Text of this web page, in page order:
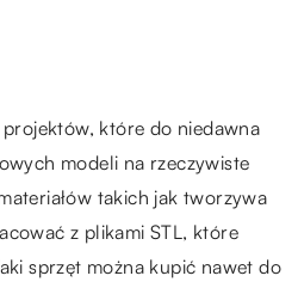
które do niedawna
modeli na rzeczywiste
takich jak tworzywa
z plikami STL, które
sprzęt można kupić nawet do